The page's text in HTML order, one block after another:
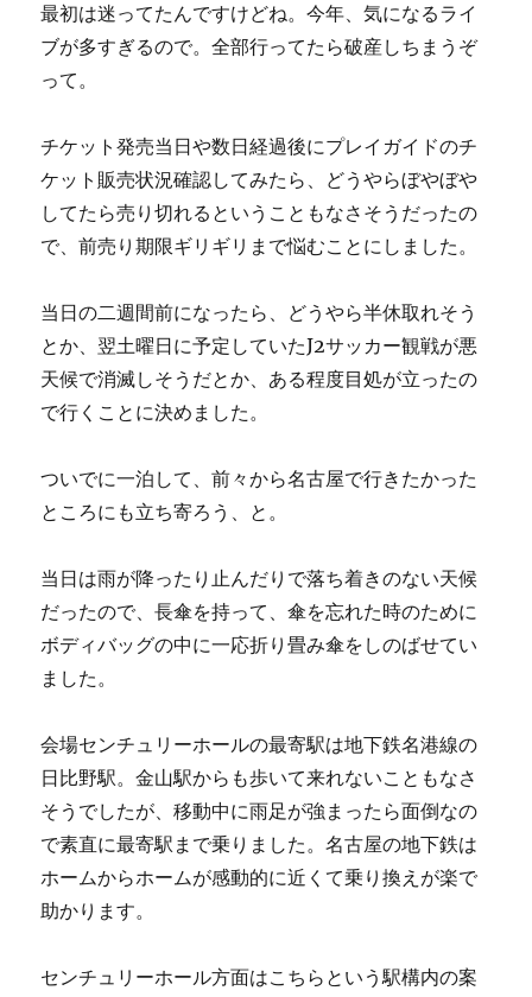
最初は迷ってたんですけどね。今年、気になるライ
ブが多すぎるので。全部行ってたら破産しちまうぞ
って。
チケット発売当日や数日経過後にプレイガイドのチ
ケット販売状況確認してみたら、どうやらぼやぼや
してたら売り切れるということもなさそうだったの
で、前売り期限ギリギリまで悩むことにしました。
当日の二週間前になったら、どうやら半休取れそう
とか、翌土曜日に予定していたJ2サッカー観戦が悪
天候で消滅しそうだとか、ある程度目処が立ったの
で行くことに決めました。
ついでに一泊して、前々から名古屋で行きたかった
ところにも立ち寄ろう、と。
当日は雨が降ったり止んだりで落ち着きのない天候
だったので、長傘を持って、傘を忘れた時のために
ボディバッグの中に一応折り畳み傘をしのばせてい
ました。
会場センチュリーホールの最寄駅は地下鉄名港線の
日比野駅。金山駅からも歩いて来れないこともなさ
そうでしたが、移動中に雨足が強まったら面倒なの
で素直に最寄駅まで乗りました。名古屋の地下鉄は
ホームからホームが感動的に近くて乗り換えが楽で
助かります。
センチュリーホール方面はこちらという駅構内の案